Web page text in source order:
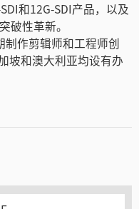
和12G-SDI产品，以及
破性革新。
作剪辑师和工程师创
坡和澳大利亚均设有办